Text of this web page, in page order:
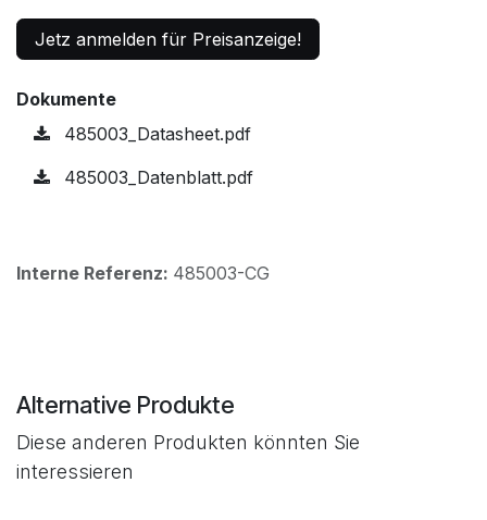
Jetz anmelden für Preisanzeige!
Dokumente
485003_Datasheet.pdf
485003_Datenblatt.pdf
Interne Referenz: 485003-CG
Alternative Produkte
Diese anderen Produkten könnten Sie
interessieren